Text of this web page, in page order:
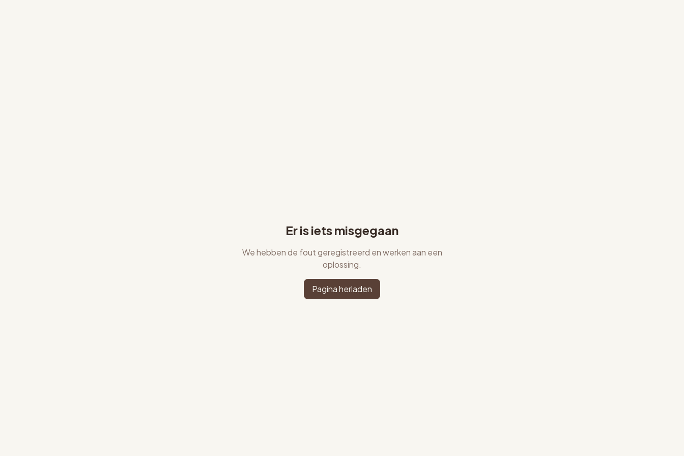
Er is iets misgegaan
We hebben de fout geregistreerd en werken aan een
oplossing.
Pagina herladen